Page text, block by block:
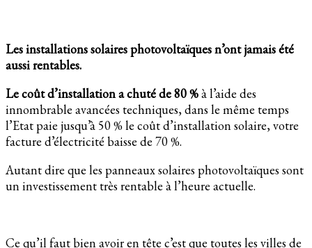
Les installations solaires photovoltaïques n’ont jamais été
aussi rentables.
Le coût d’installation a chuté de 80 %à l’aide des
innombrable avancées techniques, dans le même temps
l’Etat paie jusqu’à 50 % le coût d’installation solaire, votre
facture d’électricité baisse de 70 %.
Autant dire que les panneaux solaires photovoltaïques sont
un investissement très rentable à l’heure actuelle.
Ce qu’il faut bien avoir en tête c’est que toutes les villes de